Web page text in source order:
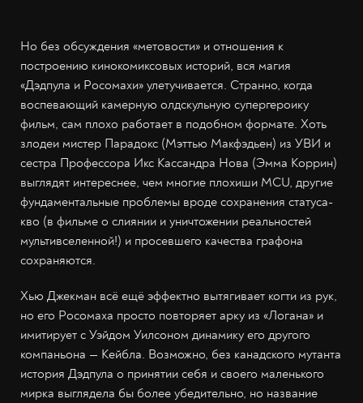
Но без обсуждения «метовости» и отношения к
построению кинокомиксовых историй, вся магия
«Дэдпула и Росомахи» улетучивается. Странно, когда
воспевающий камерную олдскульную супергероику
фильм, сам плохо работает в подобном формате. Хоть
злодеи мистер Парадокс (Мэттью Макфэдьен) из УВИ и
сестра Профессора Икс Кассандра Нова (Эмма Коррин)
выглядят интереснее, чем многие плохиши MCU, другие
фундаментальные проблемы вроде сохранения статуса-
кво (в фильме о слиянии и уничтожении реальностей
мультивселенной!) и просевшего качества графона
сохраняются.
Хью Джекман всё ещё эффектно вытягивает когти из рук,
но его Росомаха просто повторяет арку из «Логана» и
имитирует с Уэйдом Уилсоном динамику его другого
компаньона — Кейбла. Возможно, без канадского мутанта
история Дэдпула о принятии себя и своего маленького
мирка выглядела бы более убедительно, но название